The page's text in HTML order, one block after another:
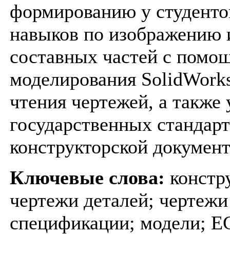
формированию у
навыков по изображению
составных частей с
моделирования
чтения чертежей, а также
государственных
конструкторской
Ключевые слова:
чертежи деталей;
спецификации; модели;